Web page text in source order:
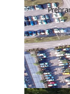
GreenTea
CIRCOLIVE